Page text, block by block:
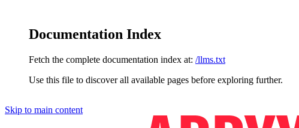
Documentation Index
Fetch the complete documentation index at: /llms.txt
Use this file to discover all available pages before exploring further.
Skip to main content